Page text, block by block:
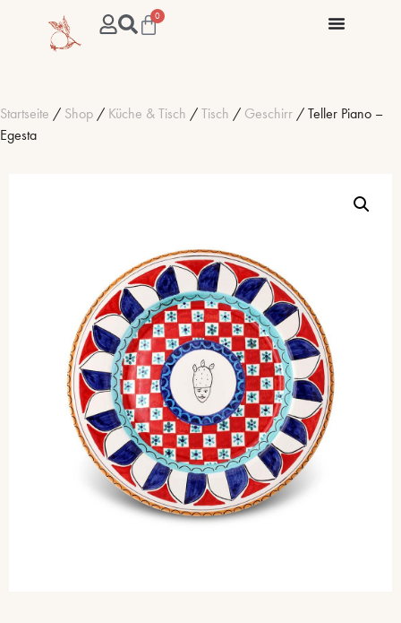
0
Startseite / Shop / Küche & Tisch /Tisch / Geschirr / Teller Piano –
Egesta